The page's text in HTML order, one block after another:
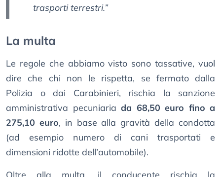
trasporti terrestri.”
La multa
Le regole che abbiamo visto sono tassative, vuol
dire che chi non le rispetta, se fermato dalla
Polizia o dai Carabinieri, rischia la sanzione
amministrativa pecuniaria da 68,50 euro fino a
275,10 euro, in base alla gravità della condotta
(ad esempio numero di cani trasportati e
dimensioni ridotte dell’automobile).